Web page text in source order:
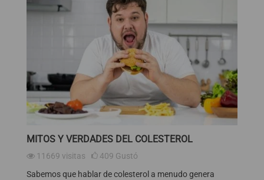
MITOS Y VERDADES DEL COLESTEROL
11669 visitas 409 Gustó
Sabemos que hablar de colesterol a menudo genera